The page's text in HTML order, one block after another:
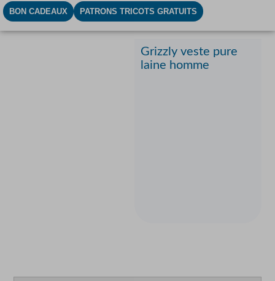
BON CADEAUX PATRONS TRICOTS GRATUITS
Grizzly veste pure
laine homme